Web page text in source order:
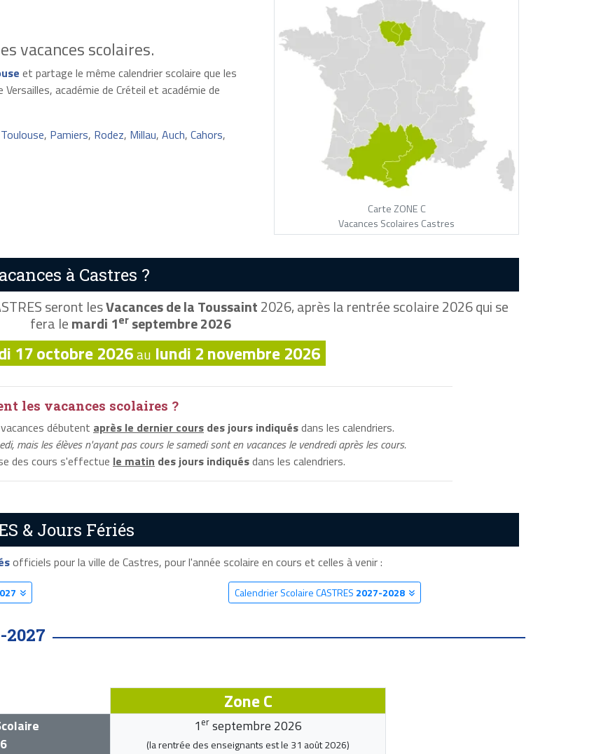
vacances scolaires.
et partage le même calendrier scolaire que les
académie de Créteil et académie de
Toulouse, Pamiers, Rodez, Millau, Auch, Cahors,
Carte ZONE C
Vacances Scolaires Castres
à Castres ?
seront lesVacances de la Toussaint2026, après la rentrée scolaire 2026 qui se
fera lemardi 1erseptembre 2026
17 octobre 2026au lundi 2 novembre 2026
les vacances scolaires ?
débutent après le dernier cours des jours indiquésdans les calendriers.
mais les élèves n'ayant pas cours le samedi sont en vacances le vendredi après les cours.
des cours s'effectue le matin des jours indiquésdans les calendriers.
& Jours Fériés
officiels pour la ville de Castres, pour l'année scolaire en cours et celles à venir :
Calendrier Scolaire CASTRES 2027-2028
2027
Zone C
1 er septembre 2026
(la rentrée des enseignants est le 31 août 2026)